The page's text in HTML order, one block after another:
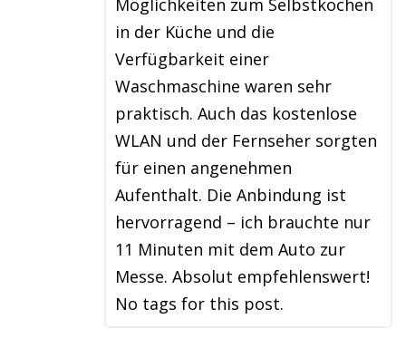
Möglichkeiten zum Selbstkochen
in der Küche und die
Verfügbarkeit einer
Waschmaschine waren sehr
praktisch. Auch das kostenlose
WLAN und der Fernseher sorgten
für einen angenehmen
Aufenthalt. Die Anbindung ist
hervorragend – ich brauchte nur
11 Minuten mit dem Auto zur
Messe. Absolut empfehlenswert!
No tags for this post.